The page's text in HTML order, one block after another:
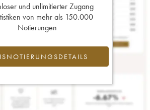
und unlimitierter Zugang
von mehr als 150.000
Notierungen